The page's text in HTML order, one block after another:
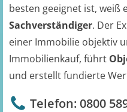
besten geeignet ist, weiß
Sachverständiger. Der
einer Immobilie objektiv
Immobilienkauf, führt
und erstellt fundierte
Telefon: 0800